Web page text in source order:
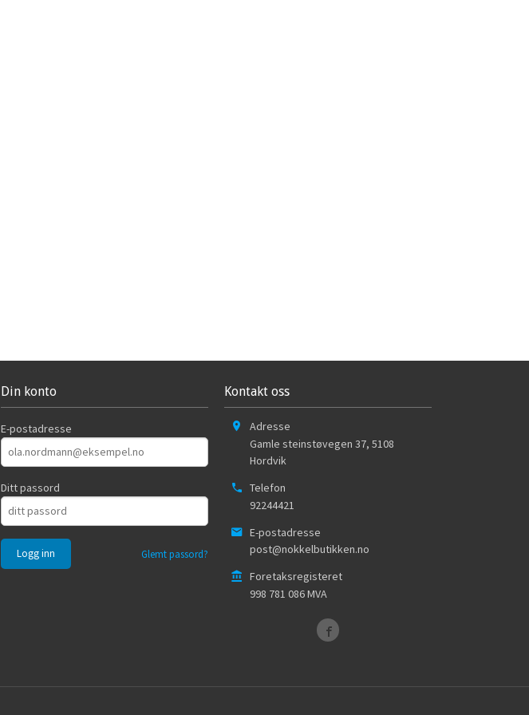
Din konto
E-postadresse
Ditt passord
Glemt passord?
Kontakt oss
Adresse
Gamle steinstøvegen 37, 5108
Hordvik
Telefon
92244421
E-postadresse
post@nokkelbutikken.no
Foretaksregisteret
998 781 086 MVA